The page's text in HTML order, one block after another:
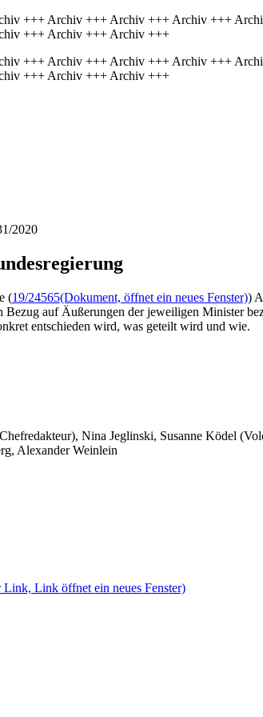
+++ Archiv +++ Archiv +++ Archiv +++
+++ Archiv +++ Archiv +++
+++ Archiv +++ Archiv +++ Archiv +++
+++ Archiv +++ Archiv +++
2020
(19/24565(Dokument, öffnet ein neues Fenster))
auf Äußerungen der jeweiligen Minister
entschieden wird, was geteilt wird und wie.
Nina Jeglinski, Susanne Ködel
Alexander Weinlein
Link, Link öffnet ein neues Fenster)